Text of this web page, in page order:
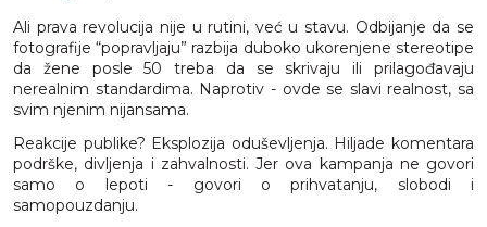
Ali prava revolucija nije u rutini, već u stavu. Odbijanje da se
fotografije “popravljaju” razbija duboko ukorenjene stereotipe
da žene posle 50 treba da se skrivaju ili prilagođavaju
nerealnim standardima. Naprotiv - ovde se slavi realnost, sa
svim njenim nijansama.
Reakcije publike? Eksplozija oduševljenja. Hiljade komentara
podrške, divljenja i zahvalnosti. Jer ova kampanja ne govori
samo o lepoti - govori o prihvatanju, slobodi i
samopouzdanju.